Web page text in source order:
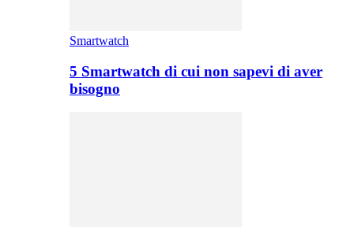
Smartwatch
5 Smartwatch di cui non sapevi di aver
bisogno